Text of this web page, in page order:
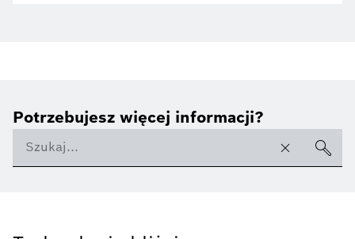
Potrzebujesz więcej informacji?